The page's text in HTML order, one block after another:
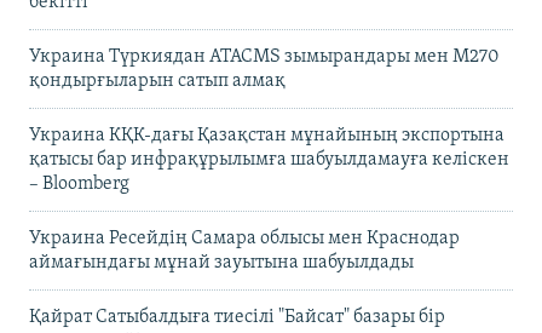
Украина Түркиядан ATACMS зымырандары мен M270
қондырғыларын сатып алмақ
Украина КҚК-дағы Қазақстан мұнайының экспортына
қатысы бар инфрақұрылымға шабуылдамауға келіскен
– Bloomberg
Украина Ресейдің Самара облысы мен Краснодар
аймағындағы мұнай зауытына шабуылдады
Қайрат Сатыбалдыға тиесілі "Байсат" базары бір